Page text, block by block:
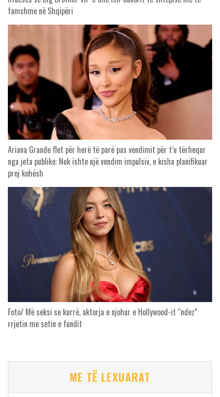
famshme në Shqipëri
Ariana Grande flet për herë të parë pas vendimit për t’u tërhequr
nga jeta publike: Nuk ishte një vendim impulsiv, e kisha planifikuar
prej kohësh
Foto/ Më seksi se kurrë, aktorja e njohur e Hollywood-it “ndez”
rrjetin me setin e fundit
ME TË LEXUARAT